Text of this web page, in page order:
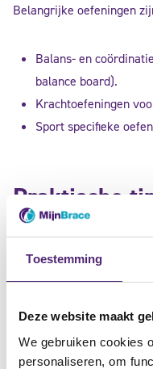
Toestemming
Deze website maakt
We gebruiken cookies
personaliseren, om
Belangrijke oefeningen
Balans- en
balance board).
Krachtoefeningen
Sport specifieke
Praktische
handballers
Draag een
tijdens slapen.
Zorg voor een goede
preventie.